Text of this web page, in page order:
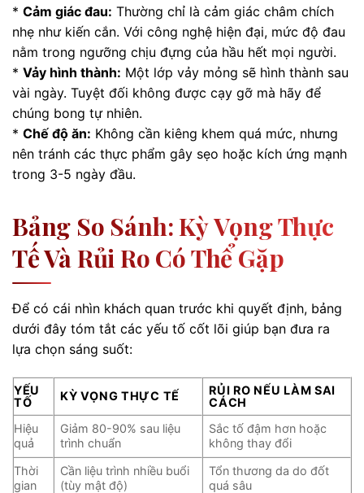
* Cảm giác đau: Thường chỉ là cảm giác châm chích
nhẹ như kiến cắn. Với công nghệ hiện đại, mức độ đau
nằm trong ngưỡng chịu đựng của hầu hết mọi người.
* Vảy hình thành: Một lớp vảy mỏng sẽ hình thành sau
vài ngày. Tuyệt đối không được cạy gỡ mà hãy để
chúng bong tự nhiên.
* Chế độ ăn: Không cần kiêng khem quá mức, nhưng
nên tránh các thực phẩm gây sẹo hoặc kích ứng mạnh
trong 3-5 ngày đầu.
Bảng So Sánh: Kỳ Vọng Thực
Tế Và Rủi Ro Có Thể Gặp
Để có cái nhìn khách quan trước khi quyết định, bảng
dưới đây tóm tắt các yếu tố cốt lõi giúp bạn đưa ra
lựa chọn sáng suốt:
YẾU
TỐ
KỲ VỌNG THỰC TẾ
RỦI RO NẾU LÀM SAI
CÁCH
Hiệu
quả
Giảm 80-90% sau liệu
trình chuẩn
Sắc tố đậm hơn hoặc
không thay đổi
Thời
gian
Cần liệu trình nhiều buổi
(tùy mật độ)
Tổn thương da do đốt
quá sâu